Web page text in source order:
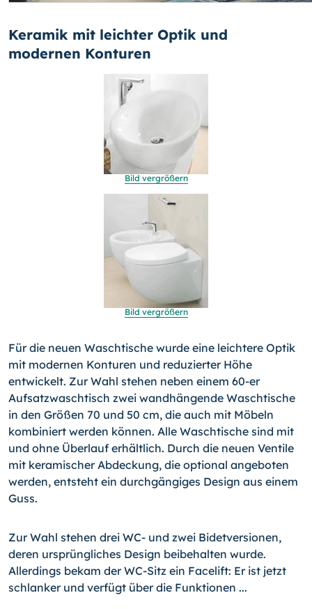
Keramik mit leichter Optik und
modernen Konturen
Bild vergrößern
Bild vergrößern
Für die neuen Waschtische wurde eine leichtere Optik
mit mo­dernen Konturen und reduzierter Höhe
entwickelt. Zur Wahl stehen neben einem 60-er
Aufsatzwaschtisch zwei wandhän­gende Waschtische
in den Größen 70 und 50 cm, die auch mit Möbeln
kombiniert werden können. Alle Waschtische sind mit
und ohne Überlauf erhältlich. Durch die neuen Ventile
mit ke­ramischer Abdeckung, die optional angeboten
werden, ent­steht ein durchgängiges Design aus einem
Guss.
Zur Wahl stehen drei WC- und zwei Bidetversionen,
deren ur­sprüngliches Design beibehalten wurde.
Allerdings bekam der WC-Sitz ein Facelift: Er ist jetzt
schlanker und verfügt über die Funktionen ...